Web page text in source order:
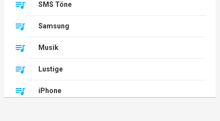
SMS Töne
Samsung
Musik
Lustige
iPhone